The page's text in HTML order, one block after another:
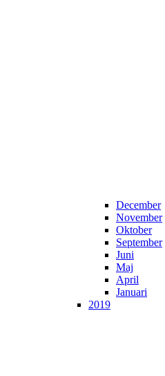
December
November
Oktober
September
Juni
Maj
April
Januari
2019